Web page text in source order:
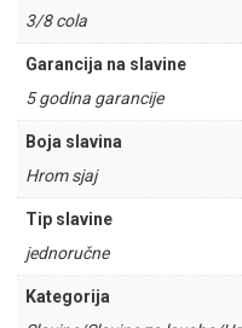
3/8 cola
Garancija na slavine
5 godina garancije
Boja slavina
Hrom sjaj
Tip slavine
jednoručne
Kategorija